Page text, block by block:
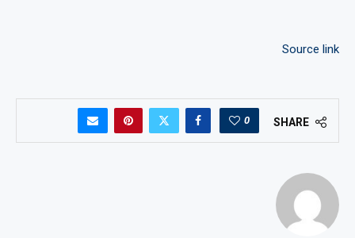
Source link
SHARE
0